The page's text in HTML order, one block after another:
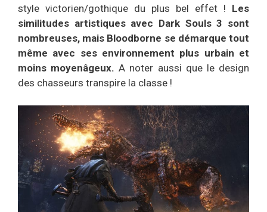
style victorien/gothique du plus bel effet ! Les
similitudes artistiques avec Dark Souls 3 sont
nombreuses, mais Bloodborne se démarque tout
même avec ses environnement plus urbain et
moins moyenâgeux. A noter aussi que le design
des chasseurs transpire la classe !